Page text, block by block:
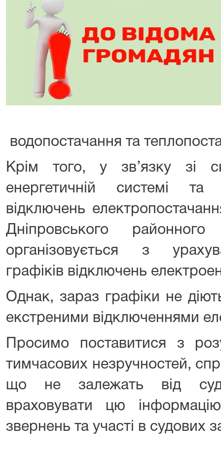
водопостачання та
Крім того, у зв’язку зі
енергетичній системі та
відключень
Дніпровського
організовується з
графіків відключень
Однак, зараз графіки не
екстреними відключеннями
Просимо поставитися з
тимчасових незручностей,
що не залежать від
враховувати цю
звернень та участі в судових